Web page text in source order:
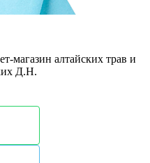
магазин алтайских трав и
Д.Н.